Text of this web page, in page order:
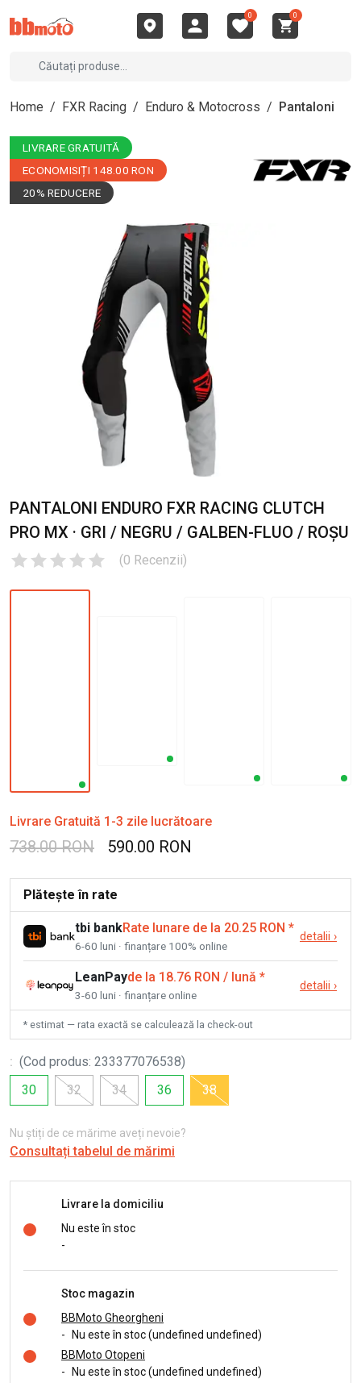
0 0
Home / FXR Racing / Enduro & Motocross / Pantaloni
LIVRARE GRATUITĂ
ECONOMISIȚI 148.00 RON
20% REDUCERE
PANTALONI ENDURO FXR RACING CLUTCH
PRO MX · GRI / NEGRU / GALBEN-FLUO / ROȘU
(0 Recenzii)
Livrare Gratuită 1-3 zile lucrătoare
738.00 RON 590.00 RON
Plătește în rate
tbi bankRate lunare de la 20.25 RON *
6-60 luni · finanțare 100% online
detalii ›
LeanPayde la 18.76 RON / lună *
3-60 luni · finanțare online
detalii ›
* estimat — rata exactă se calculează la check-out
: (Cod produs: 233377076538)
30
32 34 36 38
Nu știți de ce mărime aveți nevoie?
Consultați tabelul de mărimi
Livrare la domiciliu
Nu este în stoc
-
Stoc magazin
BBMoto Gheorgheni
-
Nu este în stoc (undefined undefined)
BBMoto Otopeni
-
Nu este în stoc (undefined undefined)